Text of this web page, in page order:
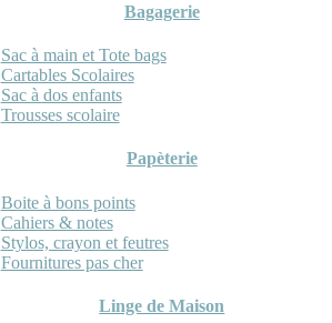
Bagagerie
Sac à main et Tote bags
Cartables Scolaires
Sac à dos enfants
Trousses scolaire
Papèterie
Boite à bons points
Cahiers & notes
Stylos, crayon et feutres
Fournitures pas cher
Linge de Maison